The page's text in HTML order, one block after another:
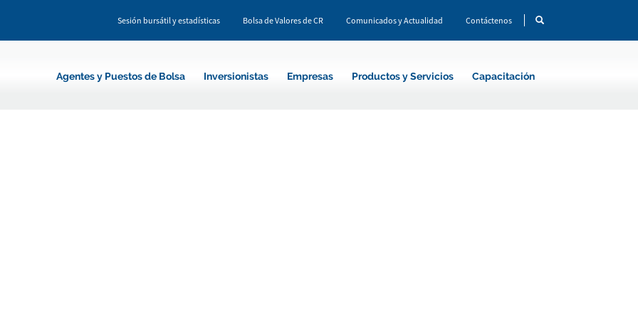
Sesión bursátil y estadísticas Bolsa de Valores de CR Comunicados y Actualidad Contáctenos
Agentes y Puestos de Bolsa Inversionistas Empresas Productos y Servicios Capacitación